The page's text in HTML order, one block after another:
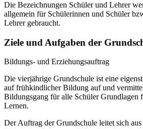
Die Bezeichnungen Schüler und Lehrer
allgemein für Schülerinnen und Schüler
Lehrer gebraucht.
Ziele und Aufgaben der
Bildungs- und Erziehungsauftrag
Die vierjährige Grundschule ist eine
auf frühkindlicher Bildung auf und
Bildungsgang für alle Schüler Grundlagen
Lernen.
Der Auftrag der Grundschule leitet sich aus